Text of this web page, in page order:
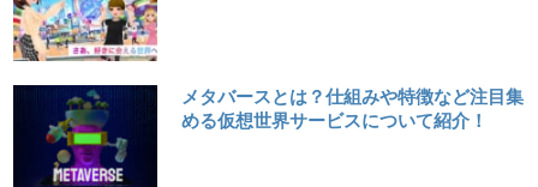
メタバースとは？仕組みや特徴など注目集
める仮想世界サービスについて紹介！